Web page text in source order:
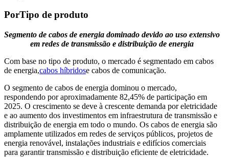
PorTipo de produto
Segmento de cabos de energia dominado devido ao uso extensivo
em redes de transmissão e distribuição de energia
Com base no tipo de produto, o mercado é segmentado em cabos
de energia,cabos híbridose cabos de comunicação.
O segmento de cabos de energia dominou o mercado,
respondendo por aproximadamente 82,45% de participação em
2025. O crescimento se deve à crescente demanda por eletricidade
e ao aumento dos investimentos em infraestrutura de transmissão e
distribuição de energia em todo o mundo. Os cabos de energia são
amplamente utilizados em redes de serviços públicos, projetos de
energia renovável, instalações industriais e edifícios comerciais
para garantir transmissão e distribuição eficiente de eletricidade.